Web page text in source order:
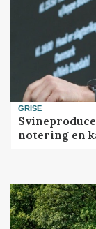
GRISE
notering en